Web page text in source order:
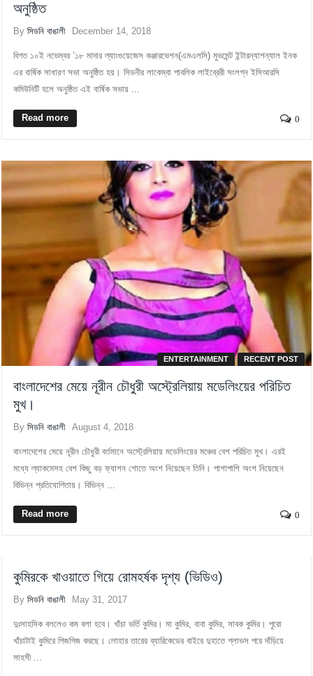
অনুষ্ঠিত
Byসিডনি বাঙালী December 14, 2018
বিগত ১০ই নভেম্বর ’১৮ মাদার ল্যাংগুয়েজেস কঞ্জারভেশন(এমএলসি) মুভমেন্ট ইন্টারন্যাশন্যাল ইনক
এর বার্ষিক সাধারণ সভা অনুষ্ঠিত হয়। সিডনীর লাকেম্বা পাবলিক লাইব্রেরী সংলগ্ন ইসিআরসি
কমিউনিটি হলে অনুষ্ঠিত এই বার্ষিক সভায় ...
Read more 0
ENTERTAINMENT RECENT POST
বাংলাদেশের মেয়ে নূরীন চৌধুরী অস্ট্রেলিয়ায় মডেলিংয়ের পরিচিত
মুখ।
Byসিডনি বাঙালী August 4, 2018
বাংলাদেশের মেয়ে নূরীন চৌধুরী বর্তমানে অস্ট্রেলিয়ায় মডেলিংয়ের মঞ্চের বেশ পরিচিত মুখ। এরই
মধ্যে ল্যাকমেসহ বেশ কিছু বড় ফ্যাশন শোতে অংশ নিয়েছেন তিনি। পাশাপাশি অংশ নিয়েছেন
বিভিন্ন প্রতিযোগিতায়। বিভিন্ন ...
Read more 0
কুমিরকে খাওয়াতে গিয়ে রোমহর্ষক দৃশ্য (ভিডিও)
Byসিডনি বাঙালী May 31, 2017
দুঃসাহসিক বললেও কম বলা হবে। খাঁচা ভর্তি কুমির। মা কুমির, বাবা কুমির, সাবক কুমির। পুরো
খাঁচাটাই কুমিরে গিজগিজ করছে। লোহার তারের ব্যারিকেডের বাইরে দুহাতে গ্লাভস পরে দাঁড়িয়ে
সাহসী ...